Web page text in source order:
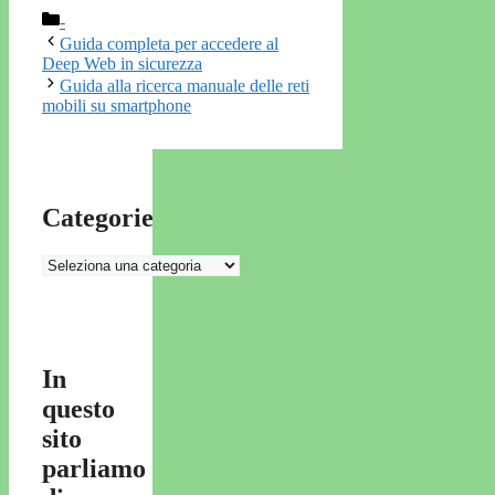
Categorie
-
Guida completa per accedere al
Deep Web in sicurezza
Guida alla ricerca manuale delle reti
mobili su smartphone
Categorie
Categorie
In
questo
sito
parliamo